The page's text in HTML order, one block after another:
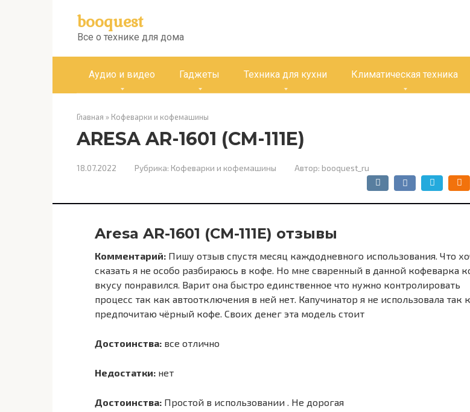
booquest
Все о технике для дома
Аудио и видео Гаджеты Техника для кухни Климатическая техника
Главная » Кофеварки и кофемашины
ARESA AR-1601 (CM-111E)
18.07.2022 Рубрика: Кофеварки и кофемашины Автор: booquest_ru
Aresa AR-1601 (CM-111E) отзывы
Комментарий: Пишу отзыв спустя месяц каждодневного использования. Что
сказать я не особо разбираюсь в кофе. Но мне сваренный в данной кофеварка
вкусу понравился. Варит она быстро единственное что нужно контролировать
процесс так как автоотключения в ней нет. Капучинатор я не использовала так
предпочитаю чёрный кофе. Своих денег эта модель стоит
Достоинства: все отлично
Недостатки: нет
Достоинства: Простой в использовании . Не дорогая